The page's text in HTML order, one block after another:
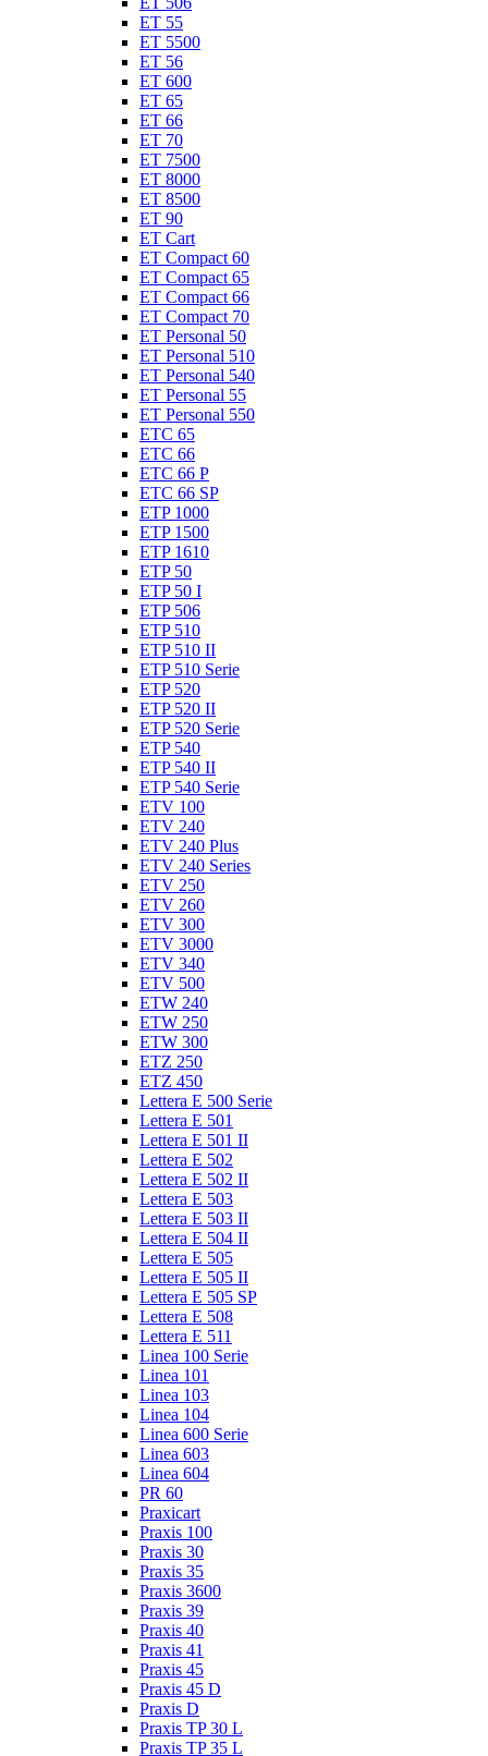
ET 55
ET 5500
ET 56
ET 600
ET 65
ET 66
ET 70
ET 7500
ET 8000
ET 8500
ET 90
ET Cart
ET Compact 60
ET Compact 65
ET Compact 66
ET Compact 70
ET Personal 50
ET Personal 510
ET Personal 540
ET Personal 55
ET Personal 550
ETC 65
ETC 66
ETC 66 P
ETC 66 SP
ETP 1000
ETP 1500
ETP 1610
ETP 50
ETP 50 I
ETP 506
ETP 510
ETP 510 II
ETP 510 Serie
ETP 520
ETP 520 II
ETP 520 Serie
ETP 540
ETP 540 II
ETP 540 Serie
ETV 100
ETV 240
ETV 240 Plus
ETV 240 Series
ETV 250
ETV 260
ETV 300
ETV 3000
ETV 340
ETV 500
ETW 240
ETW 250
ETW 300
ETZ 250
ETZ 450
Lettera E 500 Serie
Lettera E 501
Lettera E 501 II
Lettera E 502
Lettera E 502 II
Lettera E 503
Lettera E 503 II
Lettera E 504 II
Lettera E 505
Lettera E 505 II
Lettera E 505 SP
Lettera E 508
Lettera E 511
Linea 100 Serie
Linea 101
Linea 103
Linea 104
Linea 600 Serie
Linea 603
Linea 604
PR 60
Praxicart
Praxis 100
Praxis 30
Praxis 35
Praxis 3600
Praxis 39
Praxis 40
Praxis 41
Praxis 45
Praxis 45 D
Praxis D
Praxis TP 30 L
Praxis TP 35 L